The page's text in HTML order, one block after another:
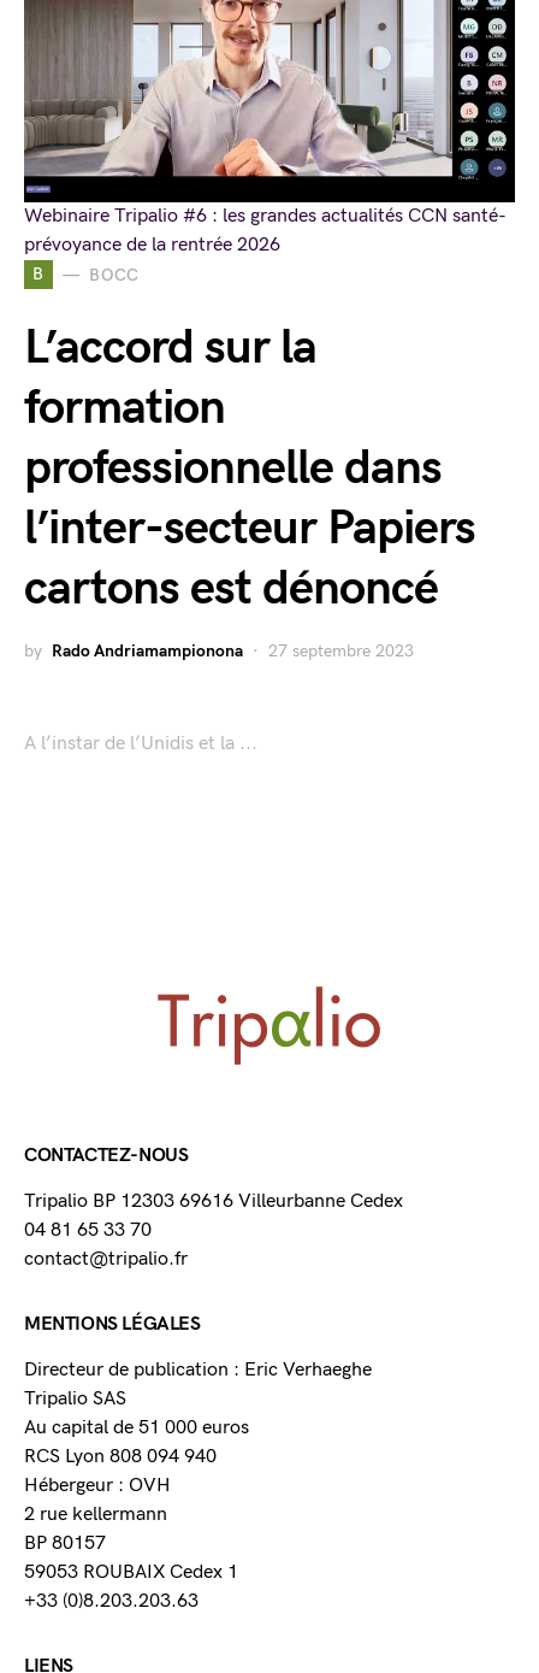
B BOCC
L’accord sur la
formation
professionnelle dans
l’inter-secteur Papiers
cartons est dénoncé
by Rado Andriamampionona 27 septembre 2023
A l’instar de l’Unidis et la ...
Webinaire Tripalio #6 : les grandes actualités CCN santé-
prévoyance de la rentrée 2026
CONTACTEZ-NOUS
Tripalio BP 12303 69616 Villeurbanne Cedex
04 81 65 33 70
contact@tripalio.fr
MENTIONS LÉGALES
Directeur de publication : Eric Verhaeghe
Tripalio SAS
Au capital de 51 000 euros
RCS Lyon 808 094 940
Hébergeur : OVH
2 rue kellermann
BP 80157
59053 ROUBAIX Cedex 1
+33 (0)8.203.203.63
LIENS